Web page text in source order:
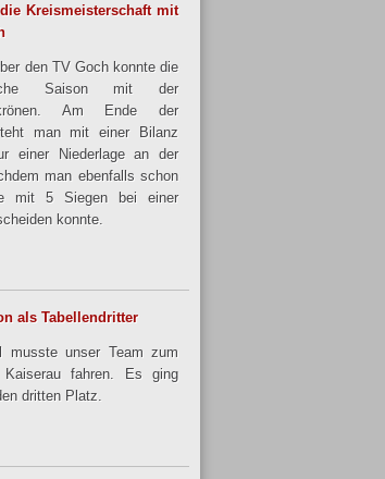
Kreismeisterschaft mit
den TV Goch konnte die
Saison mit der
krönen. Am Ende der
man mit einer Bilanz
einer Niederlage an der
man ebenfalls schon
mit 5 Siegen bei einer
konnte.
als Tabellendritter
musste unser Team zum
Kaiserau fahren. Es ging
dritten Platz.